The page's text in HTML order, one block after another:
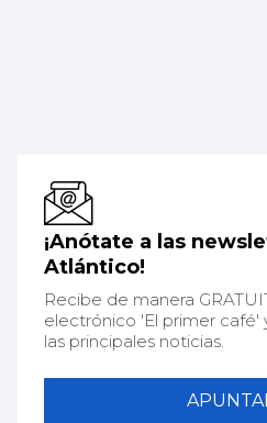
¡Anótate a las
Atlántico!
Recibe de manera
electrónico 'El primer café'
las principales noticias.